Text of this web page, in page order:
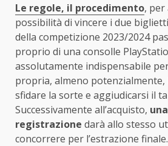
Le regole, il procedimento, per
possibilità di vincere i due
della competizione 2023/2024
proprio di una consolle
assolutamente indispensabile
propria, almeno potenzialmente,
sfidare la sorte e aggiudicarsi il
Successivamente all’acquisto,
registrazione darà allo stesso
concorrere per l’estrazione finale.